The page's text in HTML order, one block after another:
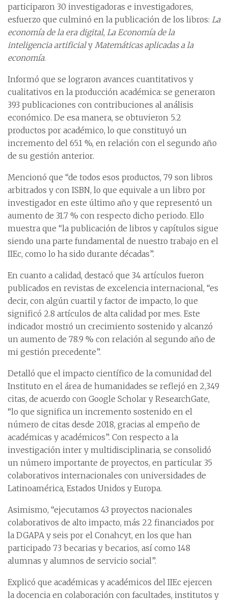
participaron 30 investigadoras e investigadores,
esfuerzo que culminó en la publicación de los libros: La
economía de la era digital, La Economía de la
inteligencia artificialy Matemáticas aplicadas a la
economía.
Informó que se lograron avances cuantitativos y
cualitativos en la producción académica: se generaron
393 publicaciones con contribuciones al análisis
económico. De esa manera, se obtuvieron 5.2
productos por académico, lo que constituyó un
incremento del 65.1 %, en relación con el segundo año
de su gestión anterior.
Mencionó que “de todos esos productos, 79 son libros
arbitrados y con ISBN, lo que equivale a un libro por
investigador en este último año y que representó un
aumento de 31.7 % con respecto dicho periodo. Ello
muestra que “la publicación de libros y capítulos sigue
siendo una parte fundamental de nuestro trabajo en el
IIEc, como lo ha sido durante décadas”.
En cuanto a calidad, destacó que 34 artículos fueron
publicados en revistas de excelencia internacional, “es
decir, con algún cuartil y factor de impacto, lo que
significó 2.8 artículos de alta calidad por mes. Este
indicador mostró un crecimiento sostenido y alcanzó
un aumento de 78.9 % con relación al segundo año de
mi gestión precedente”.
Detalló que el impacto científico de la comunidad del
Instituto en el área de humanidades se reflejó en 2,349
citas, de acuerdo con Google Scholar y ResearchGate,
“lo que significa un incremento sostenido en el
número de citas desde 2018, gracias al empeño de
académicas y académicos”. Con respecto a la
investigación inter y multidisciplinaria, se consolidó
un número importante de proyectos, en particular 35
colaborativos internacionales con universidades de
Latinoamérica, Estados Unidos y Europa.
Asimismo, “ejecutamos 43 proyectos nacionales
colaborativos de alto impacto, más 22 financiados por
la DGAPA y seis por el Conahcyt, en los que han
participado 73 becarias y becarios, así como 148
alumnas y alumnos de servicio social”.
Explicó que académicas y académicos del IIEc ejercen
la docencia en colaboración con facultades, institutos y